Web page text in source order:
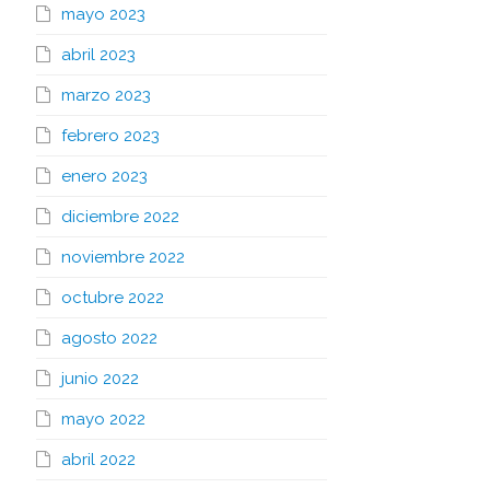
mayo 2023
abril 2023
marzo 2023
febrero 2023
enero 2023
diciembre 2022
noviembre 2022
octubre 2022
agosto 2022
junio 2022
mayo 2022
abril 2022